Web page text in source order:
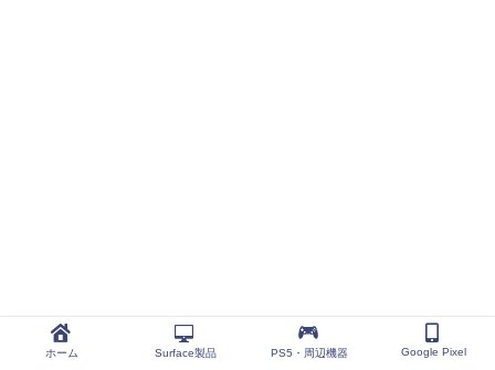
ホーム Surface製品 PS5・周辺機器 Google Pixel